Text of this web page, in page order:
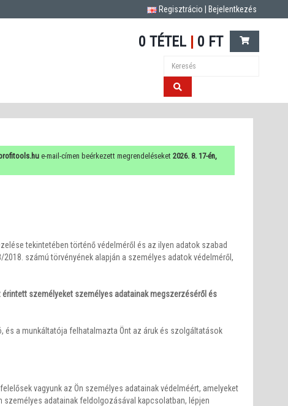
Regisztrácio Bejelentkezés
0 TÉTEL 0 FT
e-mail-címen beérkezett megrendeléseket 2026. 8. 17-én,
tekintetében történő védelméről és az ilyen adatok szabad
számú törvényének alapján a személyes adatok védelméről,
személyeket személyes adatainak megszerzéséről és
és a munkáltatója felhatalmazta Önt az áruk és szolgáltatások
vagyunk az Ön személyes adatainak védelméért, amelyeket
személyes adatainak feldolgozásával kapcsolatban, lépjen